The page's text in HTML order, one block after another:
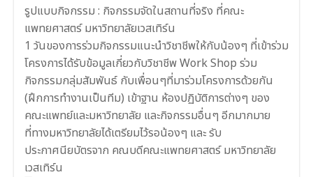
รูปแบบกิจกรรม : กิจกรรมจัดในสถานที่จริง ที่คณะ
แพทยศาสตร์ มหาวิทยาลัยเวสเทิร์น
1 วันของการร่วมกิจกรรมแนะนำวิชาชีพให้กับน้องๆ ที่เข้าร่วม
โครงการได้รับข้อมูลเกี่ยวกับวิชาชีพ Work Shop ร่วม
กิจกรรมกลุ่มสัมพันธ์ กับเพื่อนๆที่มาร่วมโครงการด้วยกัน
(ฝึกการทำงานเป็นทีม) เข้าฐาน ห้องปฏิบัติการต่างๆ ของ
คณะแพทย์และมหาวิทยาลัย และกิจกรรมอื่นๆ อีกมากมาย
ที่ทางมหาวิทยาลัยได้เตรียมไว้รอน้องๆ และ รับ
ประกาศนียบัตรจาก คณบดีคณะแพทยศาสตร์ มหาวิทยาลัย
เวสเทิร์น